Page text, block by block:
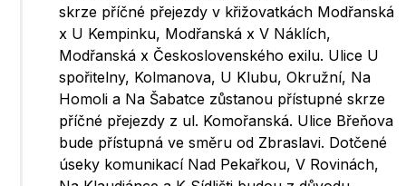
skrze příčné přejezdy v křižovatkách Modřanská
x U Kempinku, Modřanská x V Náklích,
Modřanská x Československého exilu. Ulice U
spořitelny, Kolmanova, U Klubu, Okružní, Na
Homoli a Na Šabatce zůstanou přístupné skrze
příčné přejezdy z ul. Komořanská. Ulice Břeňova
bude přístupná ve směru od Zbraslavi. Dotčené
úseky komunikací Nad Pekařkou, V Rovinách,